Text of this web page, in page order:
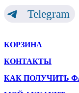
Telegram
КОРЗИНА
КОНТАКТЫ
КАК ПОЛУЧИТЬ